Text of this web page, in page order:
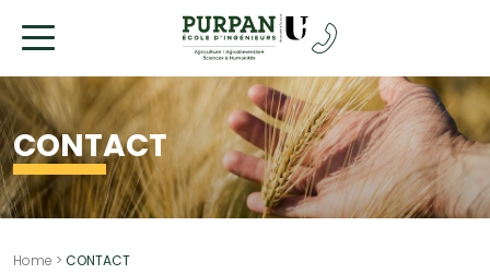
CONTACT
Home > CONTACT